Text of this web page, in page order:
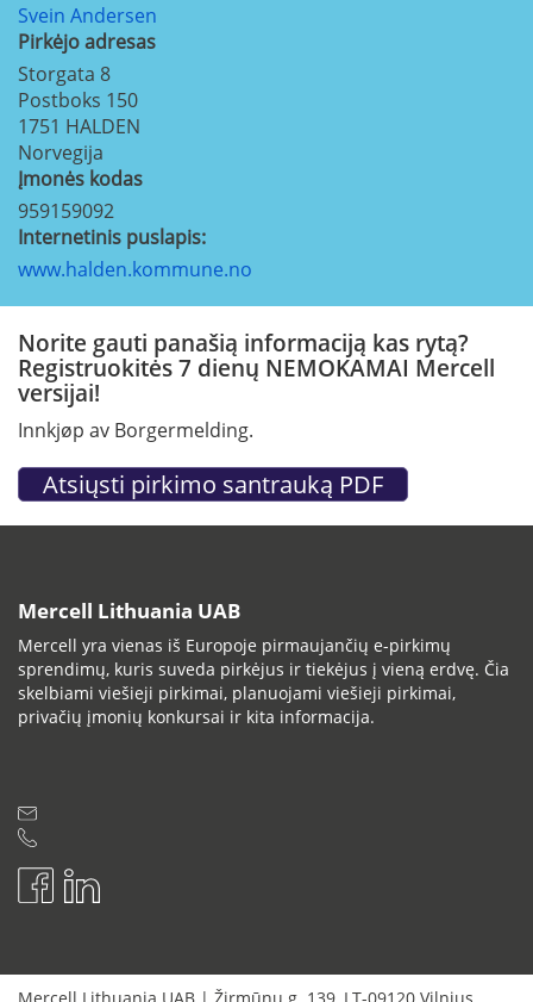
Svein Andersen
Pirkėjo adresas
Storgata 8
Postboks 150
1751 HALDEN
Norvegija
Įmonės kodas
959159092
Internetinis puslapis:
www.halden.kommune.no
Norite gauti panašią informaciją kas rytą?
Registruokitės 7 dienų NEMOKAMAI Mercell
versijai!
Innkjøp av Borgermelding.
Mercell Lithuania UAB
Mercell yra vienas iš Europoje pirmaujančių e-pirkimų
sprendimų, kuris suveda pirkėjus ir tiekėjus į vieną erdvę. Čia
skelbiami viešieji pirkimai, planuojami viešieji pirkimai,
privačių įmonių konkursai ir kita informacija.